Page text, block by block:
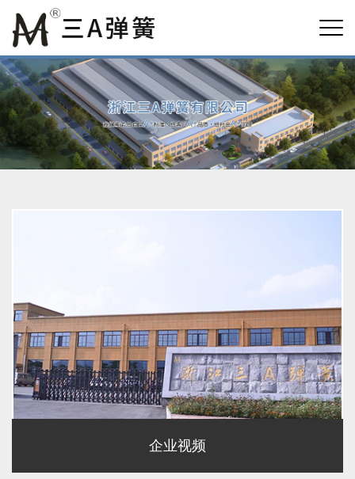
企业视频